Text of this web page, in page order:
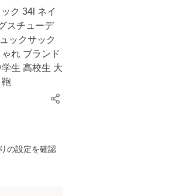
ク 34l ネイ
スチューデ
ックサック
れ ブランド
生 高校生 大
の設定を確認